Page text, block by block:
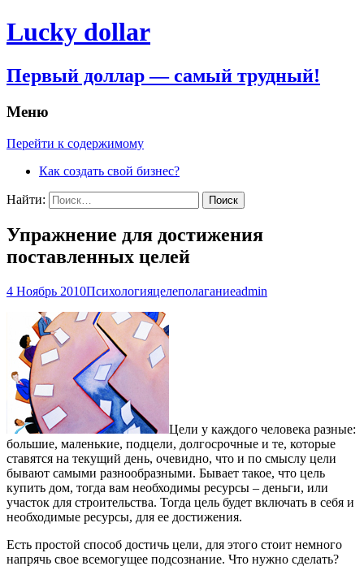
Lucky dollar
Первый доллар — самый трудный!
Меню
Перейти к содержимому
Как создать свой бизнес?
Найти:
Упражнение для достижения
поставленных целей
4 Ноябрь 2010Психологияцелеполаганиеadmin
Цели у каждого человека разные:
большие, маленькие, подцели, долгосрочные и те, которые
ставятся на текущий день, очевидно, что и по смыслу цели
бывают самыми разнообразными. Бывает такое, что цель
купить дом, тогда вам необходимы ресурсы – деньги, или
участок для строительства. Тогда цель будет включать в себя и
необходимые ресурсы, для ее достижения.
Есть простой способ достичь цели, для этого стоит немного
напрячь свое всемогущее подсознание. Что нужно сделать?